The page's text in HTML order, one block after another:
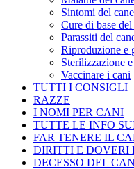
Sintomi del cane
Cure di base del
Parassiti del
Riproduzione e
Sterilizzazione
Vaccinare i cani
TUTTI I CONSIGLI
RAZZE
I NOMI PER CANI
TUTTE LE INFO
FAR TENERE IL
DIRITTI E DOVERI
DECESSO DEL